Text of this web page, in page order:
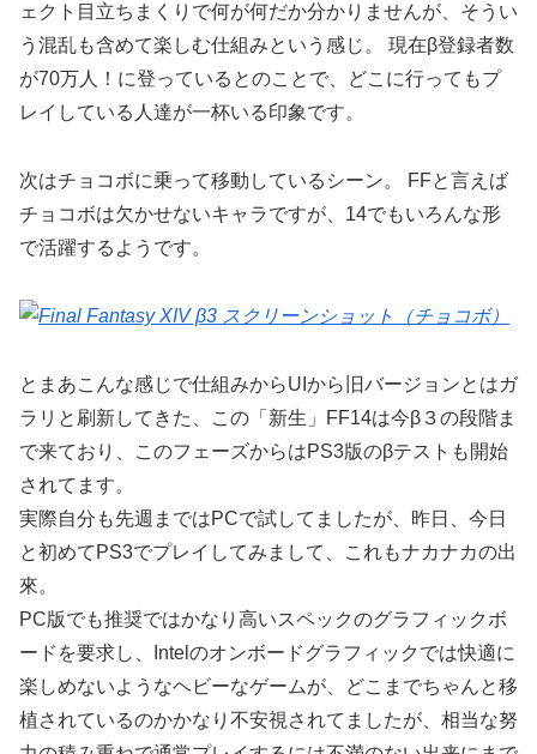
ェクト目立ちまくりで何が何だか分かりませんが、そうい
う混乱も含めて楽しむ仕組みという感じ。 現在β登録者数
が70万人！に登っているとのことで、どこに行ってもプ
レイしている人達が一杯いる印象です。
次はチョコボに乗って移動しているシーン。 FFと言えば
チョコボは欠かせないキャラですが、14でもいろんな形
で活躍するようです。
とまあこんな感じで仕組みからUIから旧バージョンとはガ
ラリと刷新してきた、この「新生」FF14は今β３の段階ま
で来ており、このフェーズからはPS3版のβテストも開始
されてます。
実際自分も先週まではPCで試してましたが、昨日、今日
と初めてPS3でプレイしてみまして、これもナカナカの出
來。
PC版でも推奨ではかなり高いスペックのグラフィックボ
ードを要求し、Intelのオンボードグラフィックでは快適に
楽しめないようなヘビーなゲームが、どこまでちゃんと移
植されているのかかなり不安視されてましたが、相当な努